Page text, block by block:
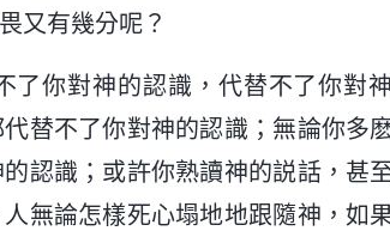
又有幾分呢？
了你對神的認識，代替不了你對
替不了你對神的認識；無論你多
認識；或許你熟讀神的説話，甚
無論怎樣死心塌地地跟隨神，如